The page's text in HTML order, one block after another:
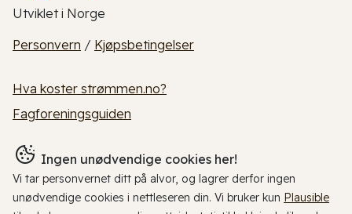
Utviklet i Norge
Personvern / Kjøpsbetingelser
Hva koster strømmen.no?
Fagforeningsguiden
Ingen unødvendige cookies her!
Vi tar personvernet ditt på alvor, og lagrer derfor ingen
unødvendige cookies i nettleseren din. Vi bruker kun Plausible